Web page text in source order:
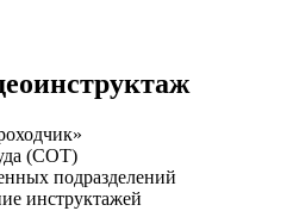
(СОТ)
подразделений
инструктажей